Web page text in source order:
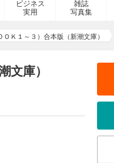
ビジネス
実用
雑誌
写真集
ＯＫ１～３）合本版（新潮文庫）
文庫）